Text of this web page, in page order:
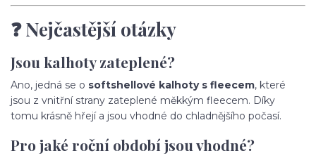
❓ Nejčastější otázky
Jsou kalhoty zateplené?
Ano, jedná se o softshellové kalhoty s fleecem, které
jsou z vnitřní strany zateplené měkkým fleecem. Díky
tomu krásně hřejí a jsou vhodné do chladnějšího počasí.
Pro jaké roční období jsou vhodné?